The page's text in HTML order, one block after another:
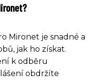
Mironet je snadné a
jak ho získat.
k odběru
obdržíte